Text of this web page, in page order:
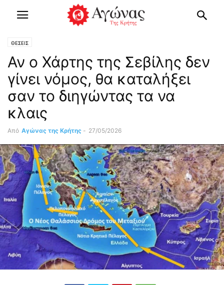
ΘΕΣΕΙΣ
Αν ο Χάρτης της Σεβίλης δεν
γίνει νόμος, θα καταλήξει
σαν το διηγώντας τα να
κλαις
Από Αγώνας της Κρήτης - 27/05/2026